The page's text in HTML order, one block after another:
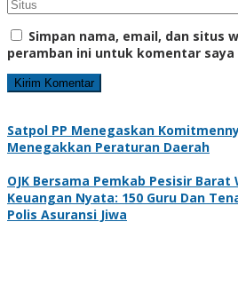
Simpan nama, email, dan situs
peramban ini untuk komentar
Satpol PP Menegaskan
Menegakkan Peraturan Daerah
OJK Bersama Pemkab Pesisir
Keuangan Nyata: 150 Guru Dan
Polis Asuransi Jiwa